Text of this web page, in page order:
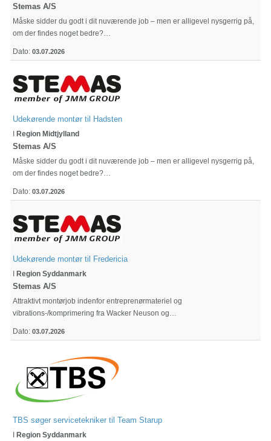
Stemas A/S
Måske sidder du godt i dit nuværende job – men er alligevel nysgerrig på,
om der findes noget bedre?…
Dato: 03.07.2026
Udekørende montør til Hadsten
I Region Midtjylland
Stemas A/S
Måske sidder du godt i dit nuværende job – men er alligevel nysgerrig på,
om der findes noget bedre?…
Dato: 03.07.2026
Udekørende montør til Fredericia
I Region Syddanmark
Stemas A/S
Attraktivt montørjob indenfor entreprenørmateriel og
vibrations-/komprimering fra Wacker Neuson og…
Dato: 03.07.2026
TBS søger servicetekniker til Team Starup
I Region Syddanmark